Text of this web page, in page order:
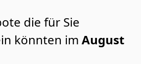
die für Sie
könnten im August